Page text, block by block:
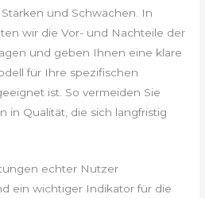
und Schwächen. In
wir die Vor- und Nachteile der
und geben Ihnen eine klare
für Ihre spezifischen
ist. So vermeiden Sie
in Qualität, die sich langfristig
echter Nutzer
ein wichtiger Indikator für die